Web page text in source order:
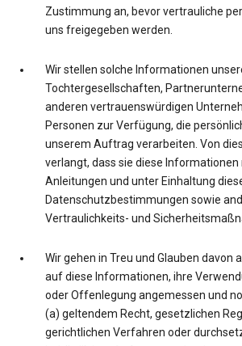
Zustimmung an, bevor vertrauliche
uns freigegeben werden.
Wir stellen solche Informationen
Tochtergesellschaften,
anderen vertrauenswürdigen
Personen zur Verfügung, die
unserem Auftrag verarbeiten. Von
verlangt, dass sie diese
Anleitungen und unter Einhaltung
Datenschutzbestimmungen sowie
Vertraulichkeits- und
Wir gehen in Treu und Glauben davon
auf diese Informationen, ihre
oder Offenlegung angemessen und
(a) geltendem Recht, gesetzlichen
gerichtlichen Verfahren oder